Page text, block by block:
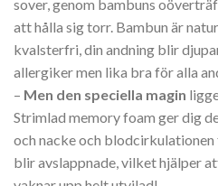
sover, genom bambuns
att hålla sig torr. Bambun är
kvalsterfri, din andning blir
allergiker men lika bra för alla
– Men den speciella magin
Strimlad memory foam ger dig
och nacke och
blir avslappnade, vilket hjälper